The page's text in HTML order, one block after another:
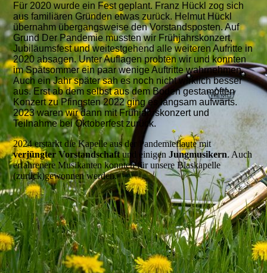
Für 2020 wurde ein Fest geplant. Franz Hückl zog sich
aus familiären Gründen etwas zurück. Helmut Hückl
übernahm übergangsweise den Vorstandsposten. Auf
Grund Der Pandemie mussten wir Frühjahrskonzert,
Jubiläumsfest und weitestgehend alle weiteren Aufritte in
2020 absagen. Unter Auflagen probten wir und konnten
im Spätsommer ein paar wenige Auftritte wahrnehmen.
Auch ein Jahr später sah es noch nicht wirklich besser
aus. Erst ab dem selbst aus dem Boden gestampften
Konzert zu Pfingsten 2022 ging es langsam aufwärts.
2023 waren wir dann mit Frühjahrskonzert und
Teilnahme bei Oktoberfest zurück.
2024 erstarkt die Kapelle aus der Pandemieflaute mit
verjüngter Vorstandschaftund einigenJungmusikern. Auch
erfahrenere Musikanten konnten für unsere Blaskapelle
(zurück)gewonnen werden.